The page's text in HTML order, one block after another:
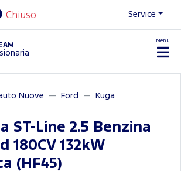
Chiuso Service
Menu
Nuove Ford Kuga
ST-Line 2.5 Benzina
180CV 132kW
(HF45)